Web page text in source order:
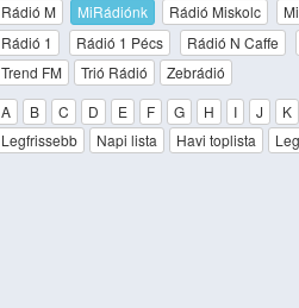
Rádió M
MiRádiónk Rádió Miskolc
Rádió 1
Rádió 1 Pécs Rádió N Caffe
Trend FM
Trió Rádió
Zebrádió
A
B C D E F G H I J K
Legfrissebb
Napi lista Havi toplista